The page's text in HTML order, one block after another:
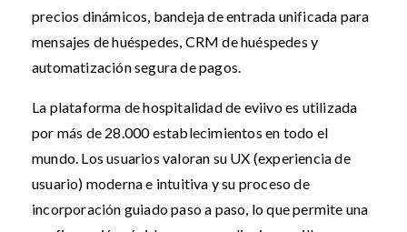
precios dinámicos, bandeja de entrada unificada para
mensajes de huéspedes, CRM de huéspedes y
automatización segura de pagos.
La plataforma de hospitalidad de eviivo es utilizada
por más de 28.000 establecimientos en todo el
mundo. Los usuarios valoran su UX (experiencia de
usuario) moderna e intuitiva y su proceso de
incorporación guiado paso a paso, lo que permite una